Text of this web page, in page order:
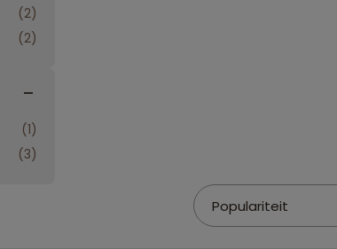
2
2
1
3
Populariteit